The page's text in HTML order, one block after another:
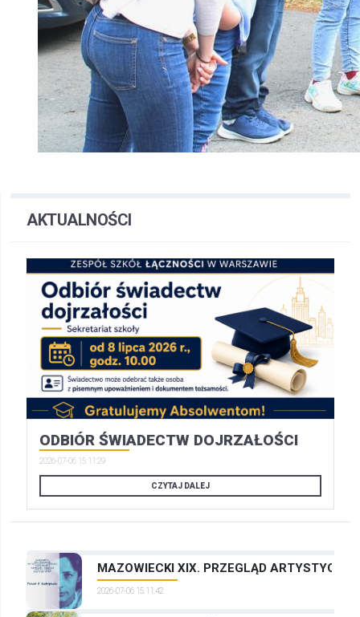
AKTUALNOŚCI
ODBIÓR ŚWIADECTW DOJRZAŁOŚCI
2026-07-06 15:11:29
CZYTAJ DALEJ
MAZOWIECKI XIX. PRZEGLĄD
2026-07-06 15:11:42